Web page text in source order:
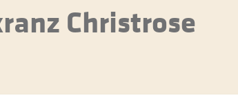
Christrose